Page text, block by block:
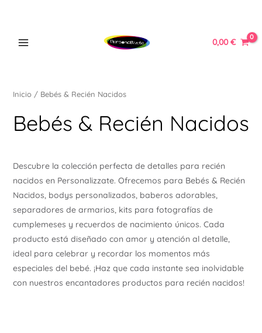
0,00€
Inicio/ Bebés & Recién Nacidos
Bebés & Recién Nacidos
Descubre la colección perfecta de detalles para recién
nacidos en Personalizzate. Ofrecemos para Bebés & Recién
Nacidos, bodys personalizados, baberos adorables,
separadores de armarios, kits para fotografías de
cumplemeses y recuerdos de nacimiento únicos. Cada
producto está diseñado con amor y atención al detalle,
ideal para celebrar y recordar los momentos más
especiales del bebé. ¡Haz que cada instante sea inolvidable
con nuestros encantadores productos para recién nacidos!